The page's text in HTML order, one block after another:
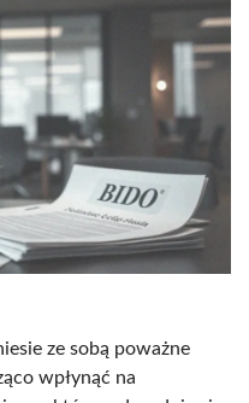
ze sobą poważne
wpłynąć na